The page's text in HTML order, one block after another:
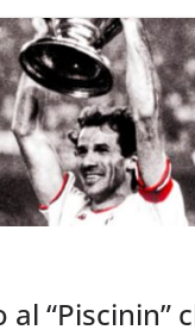
al “Piscinin”